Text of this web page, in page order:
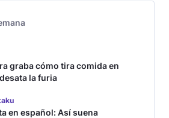
graba cómo tira comida en
la furia
en español: Así suena